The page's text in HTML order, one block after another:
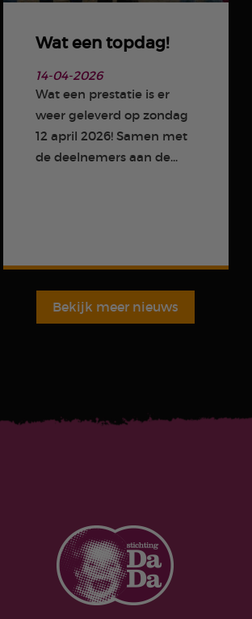
Wat een topdag!
14-04-2026
Wat een prestatie is er
weer geleverd op zondag
12 april 2026! Samen met
de deelnemers aan de...
Bekijk meer nieuws